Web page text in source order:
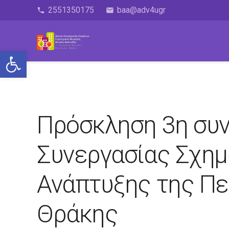
Ανοίξτε τη γραμμή εργαλείων
phone 2551350175 email baa@adv4ugr
Πρόσκληση 3η
Συνεργασίας
Ανάπτυξης της
Θράκης